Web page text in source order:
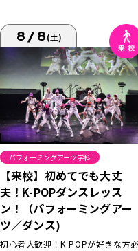
8/8(土)
パフォーミングアーツ学科
【来校】初めてでも大丈
夫！K-POPダンスレッス
ン！（パフォーミングアー
ツ／ダンス)
初心者大歓迎！K-POPが好きな方必